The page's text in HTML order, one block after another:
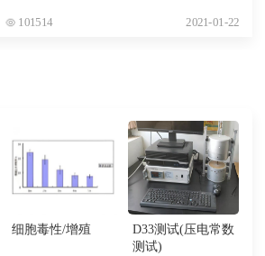
101514 2021-01-22
细胞毒性/增殖
D33测试(压电常数
测试)